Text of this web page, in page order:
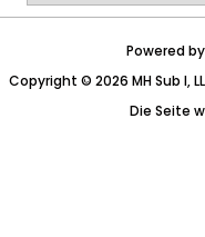
Powered by
Copyright © 2026 MH Sub I,
Die Seite